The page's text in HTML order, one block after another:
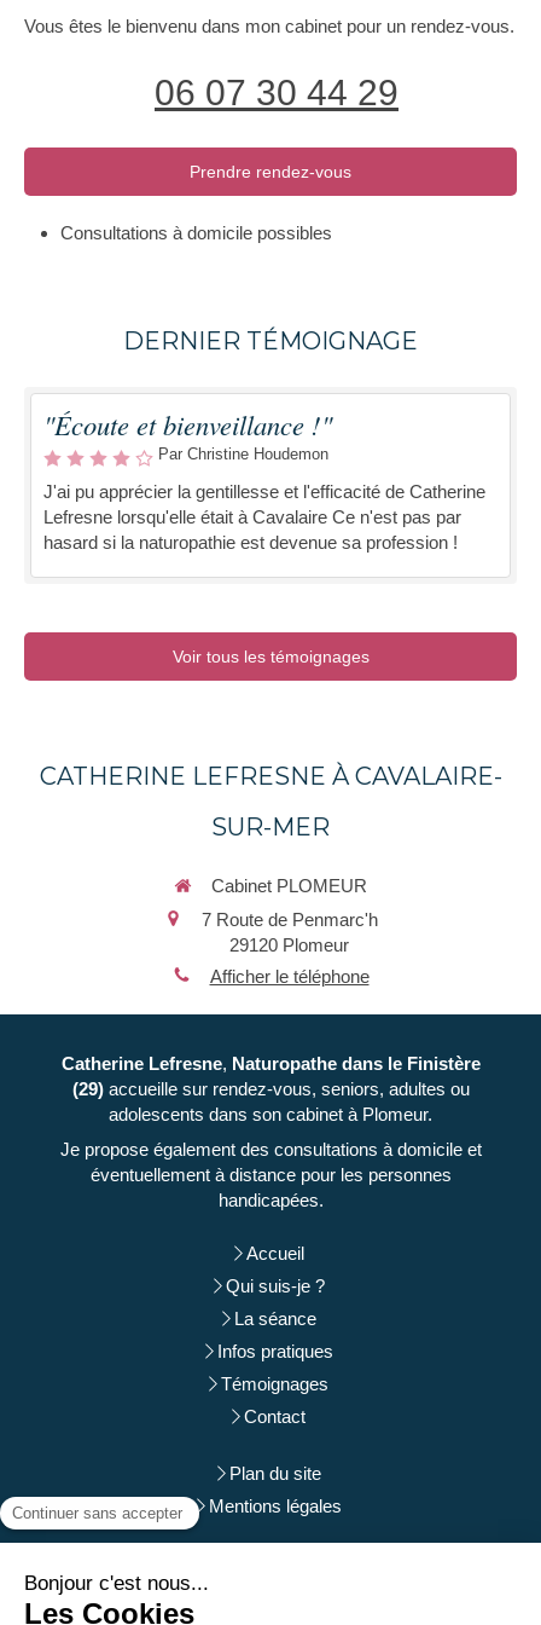
Vous êtes le bienvenu dans mon cabinet pour un rendez-vous.
06 07 30 44 29
Prendre rendez-vous
Consultations à domicile possibles
DERNIER TÉMOIGNAGE
"Écoute et bienveillance !"
Par Christine Houdemon
J'ai pu apprécier la gentillesse et l'efficacité de Catherine
Lefresne lorsqu'elle était à Cavalaire Ce n'est pas par
hasard si la naturopathie est devenue sa profession !
Voir tous les témoignages
CATHERINE LEFRESNE À CAVALAIRE-
SUR-MER
Cabinet PLOMEUR
7 Route de Penmarc'h
29120 Plomeur
Afficher le téléphone
Catherine Lefresne, Naturopathe dans le Finistère
(29) accueille sur rendez-vous, seniors, adultes ou
adolescents dans son cabinet à Plomeur.
Je propose également des consultations à domicile et
éventuellement à distance pour les personnes
handicapées.
Accueil
Qui suis-je ?
La séance
Infos pratiques
Témoignages
Contact
Plan du site
Mentions légales